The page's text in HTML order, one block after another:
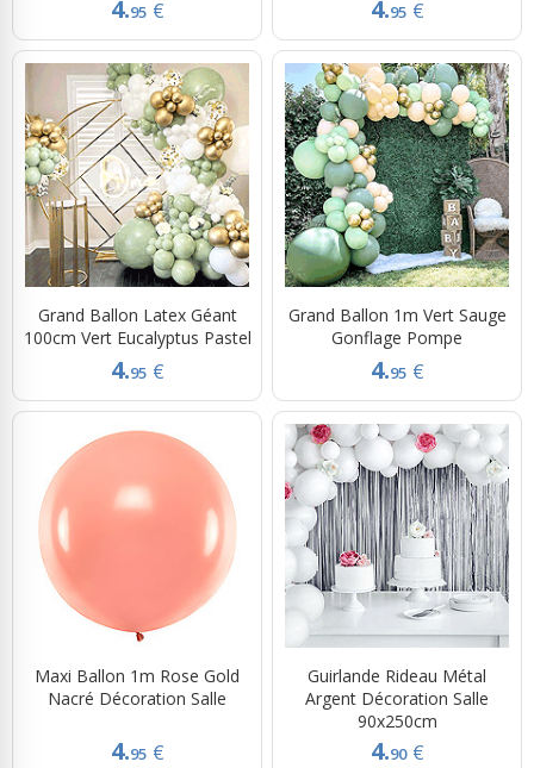
4.95 € 4.95 €
Grand Ballon Latex Géant
100cm Vert Eucalyptus Pastel
4.95 €
Grand Ballon 1m Vert Sauge
Gonflage Pompe
4.95 €
Maxi Ballon 1m Rose Gold
Nacré Décoration Salle
4.95 €
Guirlande Rideau Métal
Argent Décoration Salle
90x250cm
4.90 €